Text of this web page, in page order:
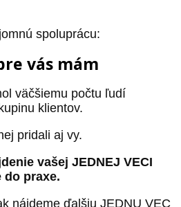
spoluprácu:
vás mám
väčšiemu počtu ľudí
klientov.
pridali aj vy.
vašej JEDNEJ VECI
do praxe.
nájdeme ďalšiu JEDNU VEC